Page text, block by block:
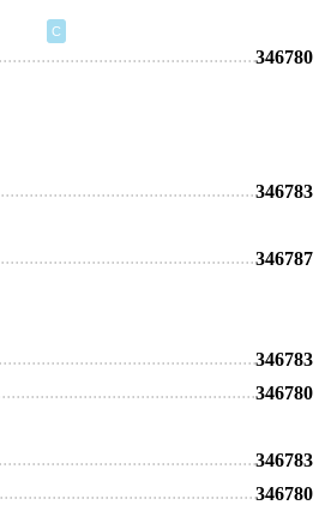
С
346780
346783
346787
346783
346780
346783
346780